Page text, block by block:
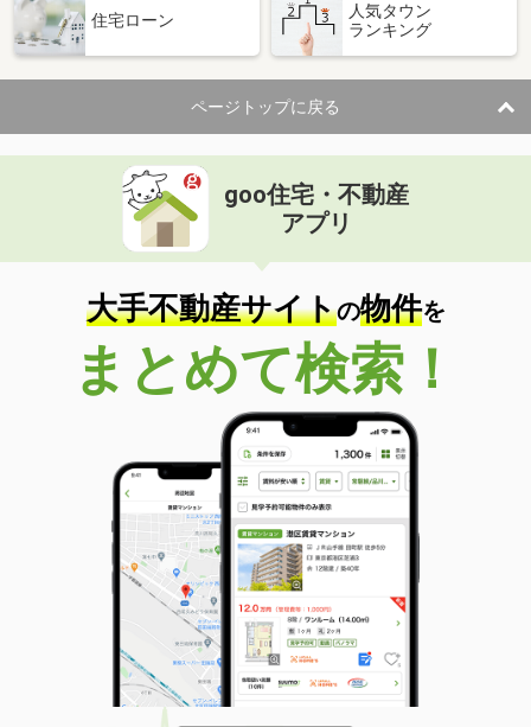
住宅ローン
人気タウン
ランキング
ページトップに戻る
goo住宅・不動産
アプリ
大手不動産サイトの物件を
まとめて検索！